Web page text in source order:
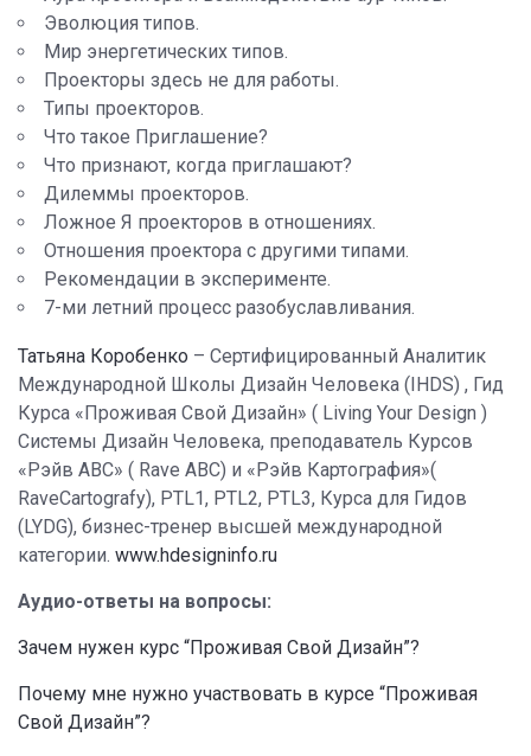
Эволюция типов.
Мир энергетических типов.
Проекторы здесь не для работы.
Типы проекторов.
Что такое Приглашение?
Что признают, когда приглашают?
Дилеммы проекторов.
Ложное Я проекторов в отношениях.
Отношения проектора с другими типами.
Рекомендации в эксперименте.
7-ми летний процесс разобуславливания.
Татьяна Коробенко – Сертифицированный Аналитик
Международной Школы Дизайн Человека (IHDS) , Гид
Курса «Проживая Свой Дизайн» ( Living Your Design )
Системы Дизайн Человека, преподаватель Курсов
«Рэйв АВС» ( Rave ABC) и «Рэйв Картография»(
RaveCartografy), PTL1, PTL2, PTL3, Курса для Гидов
(LYDG), бизнес-тренер высшей международной
категории. www.hdesigninfo.ru
Аудио-ответы на вопросы:
Зачем нужен курс “Проживая Свой Дизайн”?
Почему мне нужно участвовать в курсе “Проживая
Свой Дизайн”?